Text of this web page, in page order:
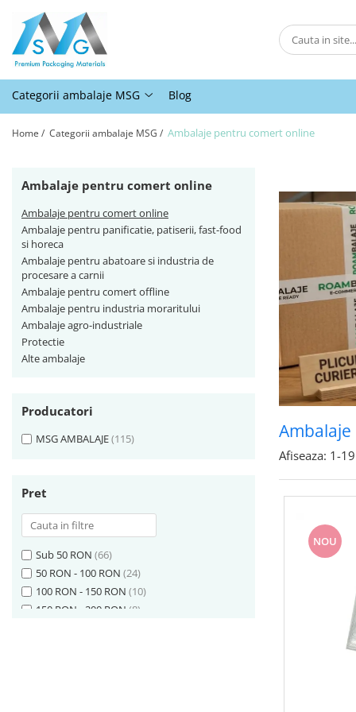
Categorii ambalaje MSG
Ambalaje pentru panificatie,
patiserii, fast-food si horeca
Ambalaje pentru comert offline
Ambalaje pentru industria
moraritului
Ambalaje agro-industriale
Protectie
Alte ambalaje
Categorii ambalaje MSG Blog
Home / Categorii ambalaje MSG / Ambalaje pentru comert online
Ambalaje pentru comert online
Ambalaje pentru comert online
Ambalaje pentru panificatie, patiserii, fast-food
si horeca
Ambalaje pentru abatoare si industria de
procesare a carnii
Ambalaje pentru comert offline
Ambalaje pentru industria moraritului
Ambalaje agro-industriale
Protectie
Alte ambalaje
Producatori
MSG AMBALAJE(115)
Pret
Sub 50 RON (66)
50 RON - 100 RON (24)
100 RON - 150 RON (10)
150 RON - 200 RON (8)
Afiseaza: 1-19
NOU